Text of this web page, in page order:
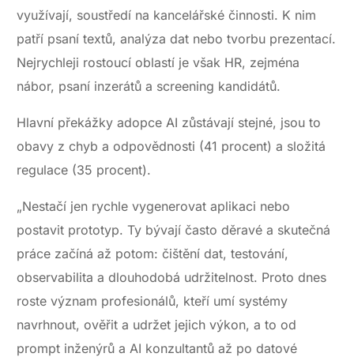
využívají, soustředí na kancelářské činnosti. K nim
patří psaní textů, analýza dat nebo tvorbu prezentací.
Nejrychleji rostoucí oblastí je však HR, zejména
nábor, psaní inzerátů a screening kandidátů.
Hlavní překážky adopce AI zůstávají stejné, jsou to
obavy z chyb a odpovědnosti (41 procent) a složitá
regulace (35 procent).
„Nestačí jen rychle vygenerovat aplikaci nebo
postavit prototyp. Ty bývají často děravé a skutečná
práce začíná až potom: čištění dat, testování,
observabilita a dlouhodobá udržitelnost. Proto dnes
roste význam profesionálů, kteří umí systémy
navrhnout, ověřit a udržet jejich výkon, a to od
prompt inženýrů a AI konzultantů až po datové